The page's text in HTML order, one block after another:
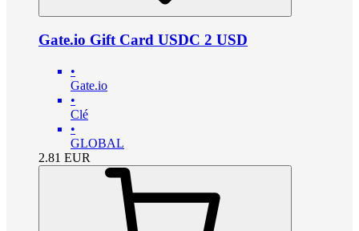
Gate.io Gift Card USDC 2 USD
•
Gate.io
•
Clé
•
GLOBAL
2.81 EUR